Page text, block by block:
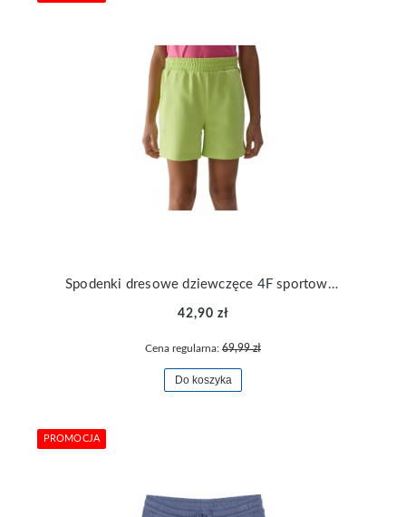
Spodenki dresowe dziewczęce 4F sportowe TSHOF434-72N
42,90 zł
Cena regularna: 69,99 zł
Do koszyka
PROMOCJA